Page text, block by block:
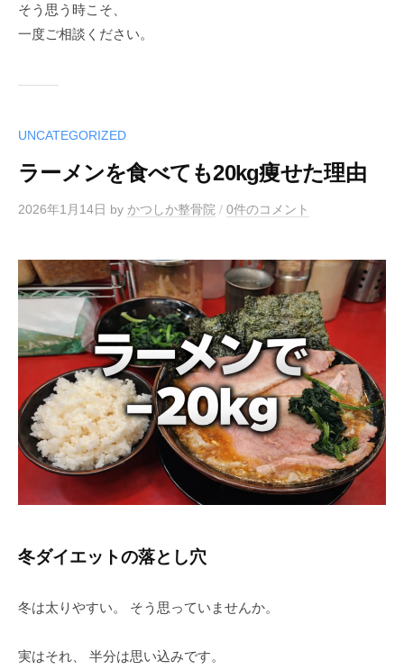
そう思う時こそ、
一度ご相談ください。
UNCATEGORIZED
ラーメンを食べても20kg痩せた理由
2026年1月14日 by かつしか整骨院 / 0件のコメント
冬ダイエットの落とし穴
冬は太りやすい。 そう思っていませんか。
実はそれ、 半分は思い込みです。